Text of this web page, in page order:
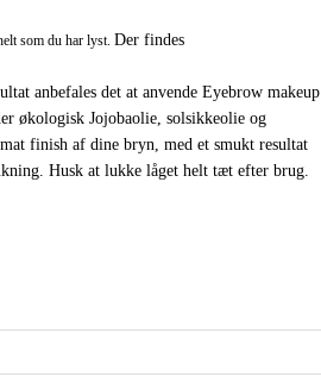
som du har lyst. Der findes
anbefales det at anvende Eyebrow makeup
økologisk Jojobaolie, solsikkeolie og
finish af dine bryn, med et smukt resultat
Husk at lukke låget helt tæt efter brug.